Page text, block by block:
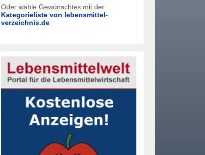
Oder wähle Gewünschtes mit der
Kategorieliste von lebensmittel-
verzeichnis.de